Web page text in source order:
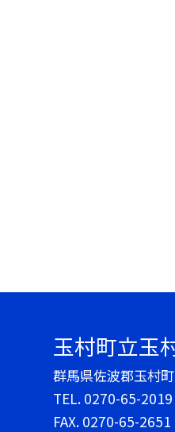
玉村町立玉
群馬県佐波郡玉村
TEL. 0270-65-2019
FAX. 0270-65-2651